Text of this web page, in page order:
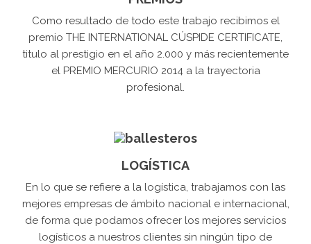
Como resultado de todo este trabajo recibimos el
premio THE INTERNATIONAL CÚSPIDE CERTIFICATE,
titulo al prestigio en el año 2.000 y más recientemente
el PREMIO MERCURIO 2014 a la trayectoria
profesional.
LOGÍSTICA
En lo que se refiere a la logística, trabajamos con las
mejores empresas de ámbito nacional e internacional,
de forma que podamos ofrecer los mejores servicios
logísticos a nuestros clientes sin ningún tipo de